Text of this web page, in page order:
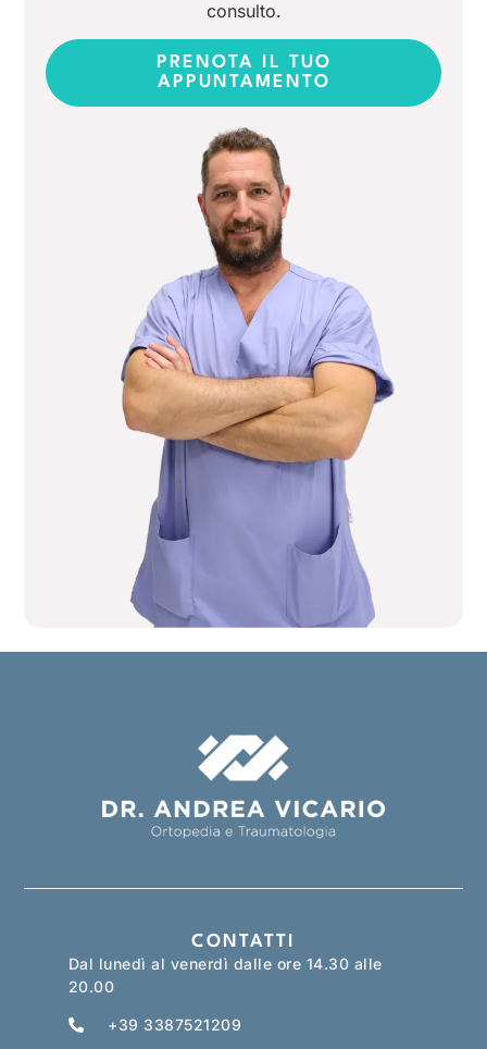
consulto.
PRENOTA IL TUO
APPUNTAMENTO
CONTATTI
Dal lunedì al venerdì dalle ore 14.30 alle
20.00
+39 3387521209